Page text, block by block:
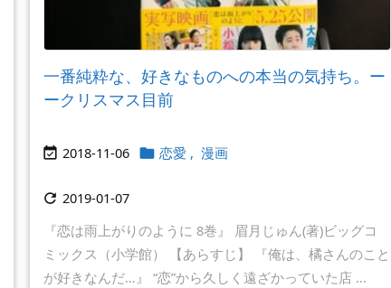
一番純粋な、好きなものへの本当の気持ち。ー
ークリスマス目前
 2018-11-06  恋愛 , 漫画
 2019-01-07
『恋は雨上がりのように 8巻』 眉月じゅん(著)ビッグコ
ミックス（小学館） 【あらすじ】 『俺は、橘さんのこと
が好きなんだ…』 “恋”から久しく遠ざかっていた店 ...